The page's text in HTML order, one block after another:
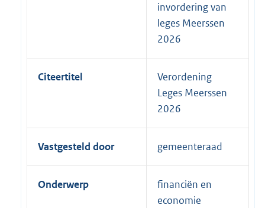
invordering van
leges Meerssen
2026
Citeertitel
Verordening
Leges Meerssen
2026
Vastgesteld door gemeenteraad
Onderwerp
financiën en
economie